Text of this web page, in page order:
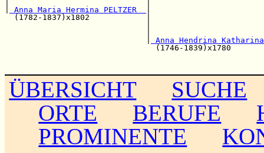
Anna Maria Hermina PELTZER
(1782-1837)x1802            |
Anna Hendrina Katharina
(1746-
ÜBERSICHT
SUCHE
ORTE
BERUFE
PROMINENTE